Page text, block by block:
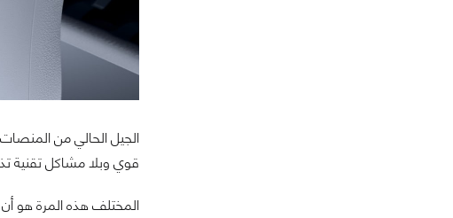
الجيل الحالي من
قوي وبلا مشاكل تقنية